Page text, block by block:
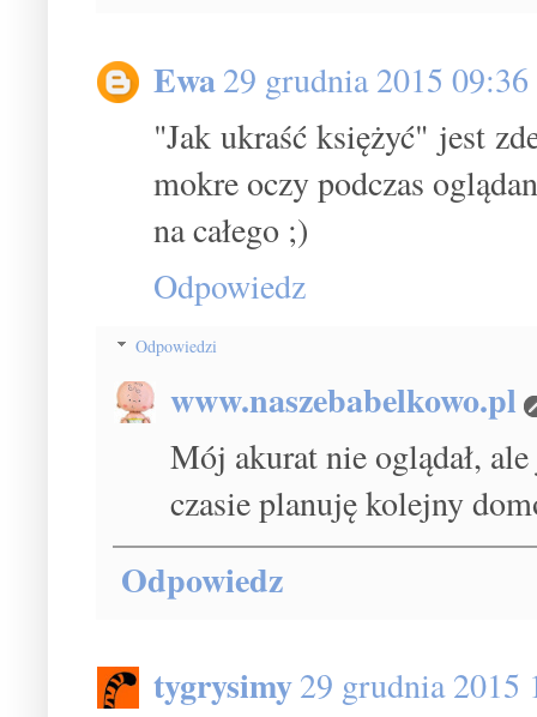
Ewa29 grudnia 2015 09:36
"Jak ukraść księżyć" jest
mokre oczy podczas
na całego ;)
Odpowiedz
Odpowiedzi
www.naszebabelkowo.pl
Mój akurat nie oglądał,
czasie planuję kolejny
Odpowiedz
tygrysimy29 grudnia 2015